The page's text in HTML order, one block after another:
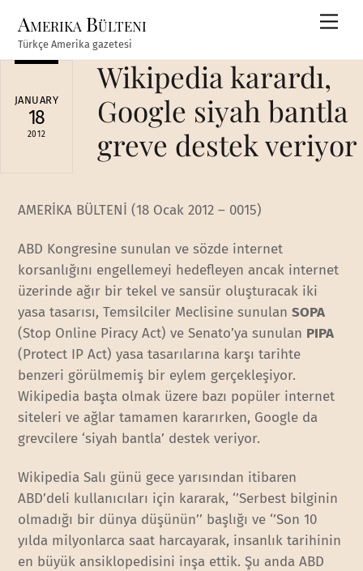
content
Amerika Bülteni
Türkçe Amerika gazetesi
JANUARY
18
2012
Wikipedia karardı,
Google siyah bantla
greve destek veriyor
AMERİKA BÜLTENİ (18 Ocak 2012 – 0015)
ABD Kongresine sunulan ve sözde internet
korsanlığını engellemeyi hedefleyen ancak internet
üzerinde ağır bir tekel ve sansür oluşturacak iki
yasa tasarısı, Temsilciler Meclisine sunulanSOPA
(Stop Online Piracy Act) ve Senato’ya sunulan PIPA
(Protect IP Act) yasa tasarılarına karşı tarihte
benzeri görülmemiş bir eylem gerçekleşiyor.
Wikipedia başta olmak üzere bazı popüler internet
siteleri ve ağlar tamamen kararırken, Google da
grevcilere ‘siyah bantla’ destek veriyor.
Wikipedia Salı günü gece yarısından itibaren
ABD’deli kullanıcıları için kararak, ‘’Serbest bilginin
olmadığı bir dünya düşünün’’ başlığı ve ‘’Son 10
yılda milyonlarca saat harcayarak, insanlık tarihinin
en büyük ansiklopedisini inşa ettik. Şu anda ABD